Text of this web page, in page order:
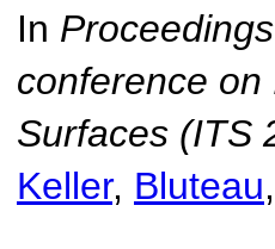
In
conference on
Surfaces (ITS
Keller, Bluteau